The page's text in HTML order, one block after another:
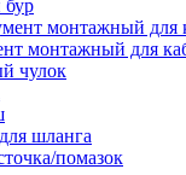
бур
монтажный для
чулок
шланга
помазок